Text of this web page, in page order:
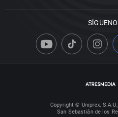
Copyright © Uniprex,
San Sebastián de los